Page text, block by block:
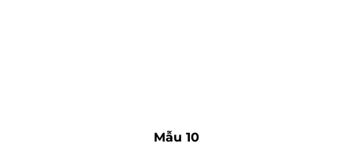
Mẫu 10